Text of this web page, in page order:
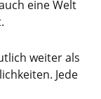
eine Welt
weiter als
Jede